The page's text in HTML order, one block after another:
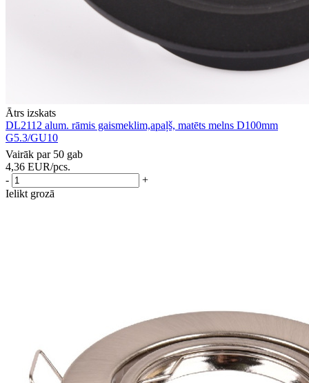
Ātrs izskats
DL2112 alum. rāmis gaismeklim,apaļš, matēts melns D100mm
G5.3/GU10
Vairāk par 50 gab
4,36 EUR/pcs.
-
+
Ielikt grozā